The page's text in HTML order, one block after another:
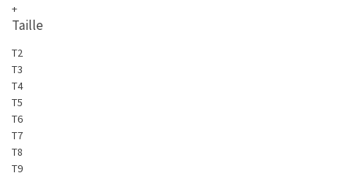
+
Taille
T2
T3
T4
T5
T6
T7
T8
T9